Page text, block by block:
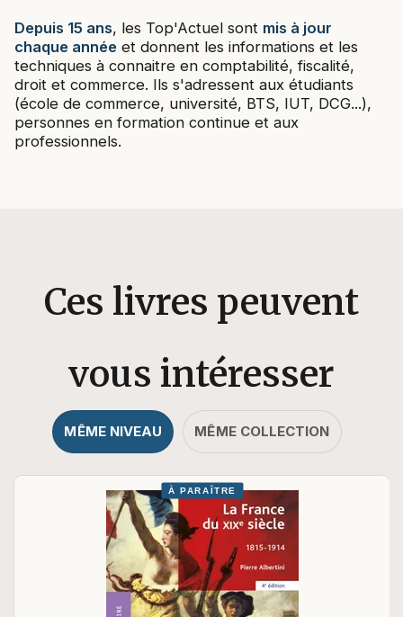
Depuis 15 ans, les Top'Actuel sont mis à jour
chaque année et donnent les informations et les
techniques à connaitre en comptabilité, fiscalité,
droit et commerce. Ils s'adressent aux étudiants
(école de commerce, université, BTS, IUT, DCG...),
personnes en formation continue et aux
professionnels.
Ces livres peuvent
vous intéresser
MÊME NIVEAU MÊME COLLECTION
À PARAÎTRE